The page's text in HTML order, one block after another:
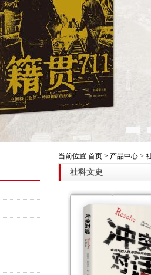
当前位置:首页 > 产品中心 >
社科文史